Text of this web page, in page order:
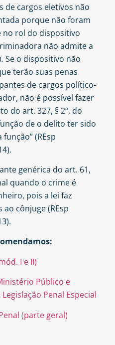
de cargos eletivos não
porque não foram
no rol do dispositivo
não admite a
Se o dispositivo não
terão suas penas
de cargos político-
não é possível fazer
do art. 327, § 2º, do
de o delito ter sido
(REsp
genérica do art. 61,
quando o crime é
pois a lei faz
cônjuge (REsp
I e II)
Público e
Penal Especial
(parte geral)